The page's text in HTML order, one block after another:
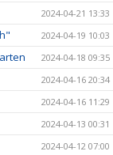
2024-04-21 13:33
2024-04-19 10:03
2024-04-18 09:35
2024-04-16 20:34
2024-04-16 11:29
2024-04-13 00:31
2024-04-12 07:00